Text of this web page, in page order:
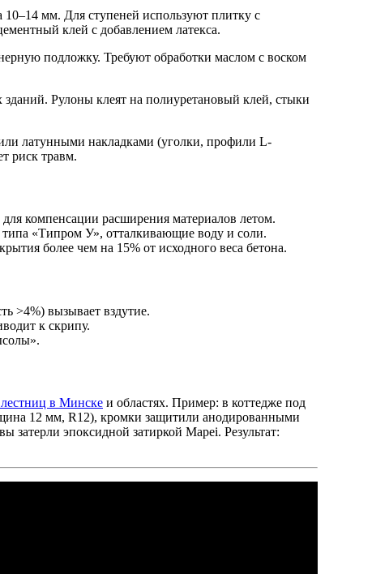
мм. Для ступеней используют плитку с
клей с добавлением латекса.
подложку. Требуют обработки маслом с воском
Рулоны клеят на полиуретановый клей, стыки
латунными накладками (уголки, профили L-
риск травм.
компенсации расширения материалов летом.
«Типром У», отталкивающие воду и соли.
более чем на 15% от исходного веса бетона.
>4%) вызывает вздутие.
к скрипу.
в Минске и областях. Пример: в коттедже под
12 мм, R12), кромки защитили анодированными
эпоксидной затиркой Mapei. Результат: